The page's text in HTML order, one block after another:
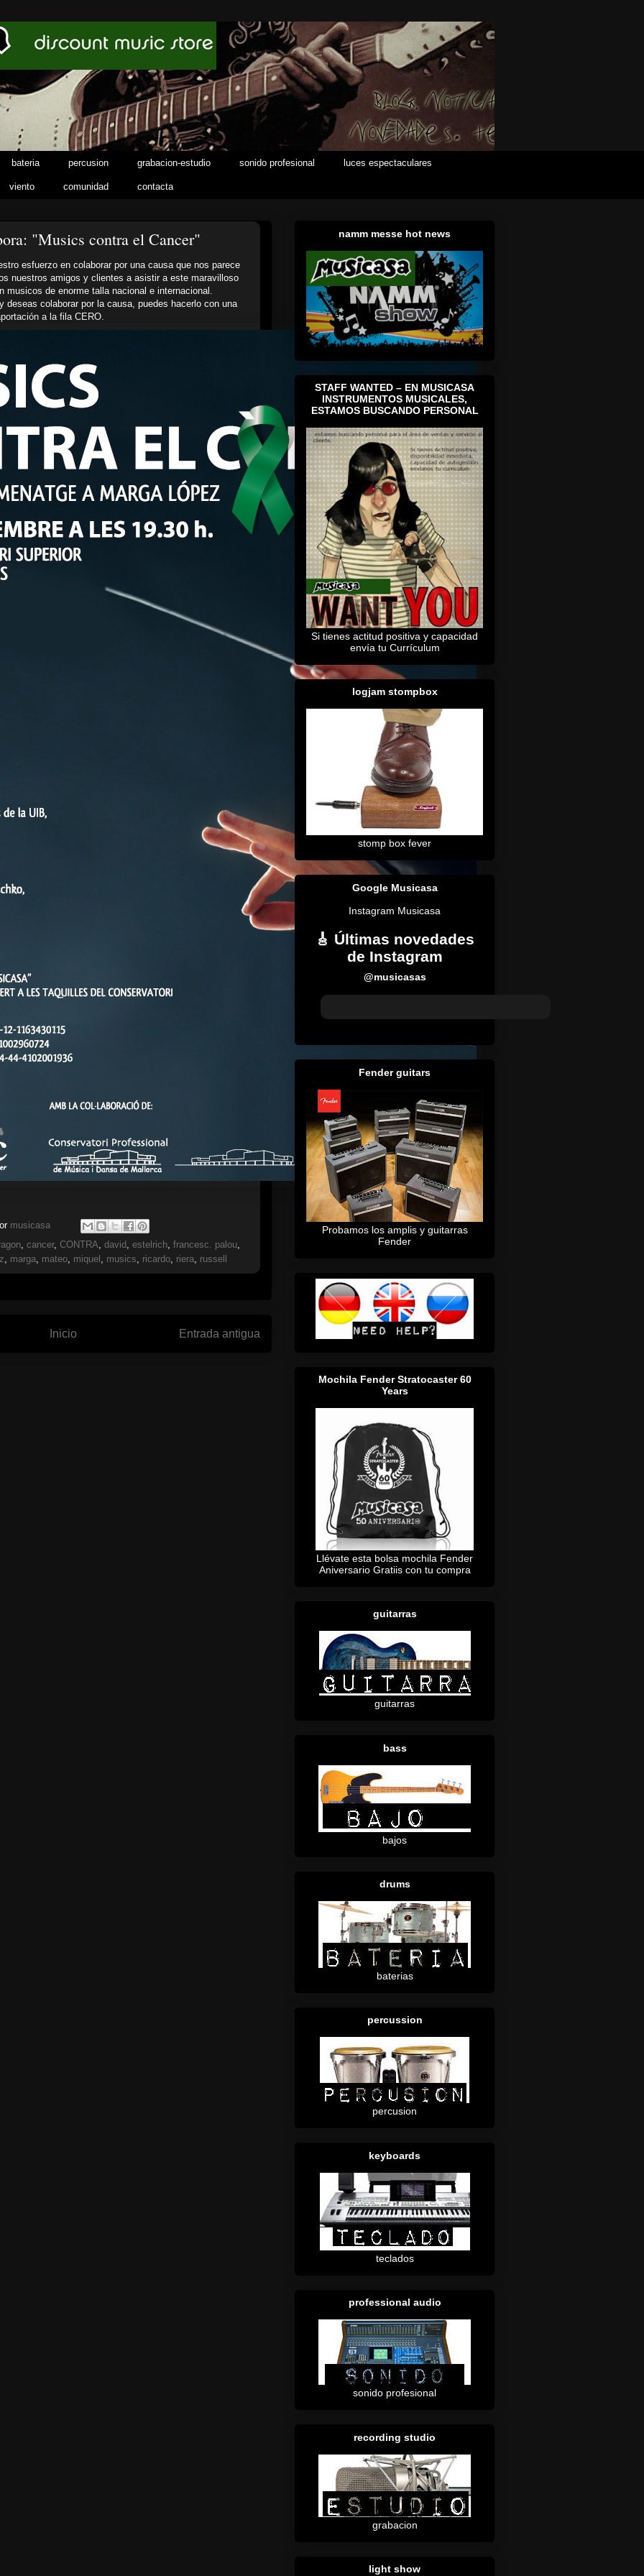
bateria percusion grabacion-estudio sonido profesional luces espectaculares
viento comunidad contacta
"Musics contra el Cancer"
esfuerzo en colaborar por una causa que nos parece
nuestros amigos y clientes a asistir a este maravilloso
musicos de enorme talla nacional e internacional.
deseas colaborar por la causa, puedes hacerlo con una
a la fila CERO.
musicasa
, cancer, CONTRA, david , estelrich, francesc. palou,
, marga, mateo, miquel , musics, ricardo, riera, russell
Entrada antigua
Inicio
namm messe hot news
STAFF WANTED – EN MUSICASA
INSTRUMENTOS MUSICALES,
ESTAMOS BUSCANDO PERSONAL
Si tienes actitud positiva y capacidad
envía tu Currículum
logjam stompbox
stomp box fever
Google Musicasa
Instagram Musicasa
🎸 Últimas novedades
de Instagram
@musicasas
Fender guitars
Probamos los amplis y guitarras
Fender
Mochila Fender Stratocaster 60
Years
Llévate esta bolsa mochila Fender
Aniversario Gratiis con tu compra
guitarras
guitarras
bass
bajos
drums
baterias
percussion
percusion
keyboards
teclados
professional audio
sonido profesional
recording studio
grabacion
light show